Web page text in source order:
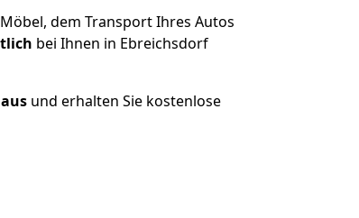
dem Transport Ihres Autos
bei Ihnen in Ebreichsdorf
und erhalten Sie kostenlose